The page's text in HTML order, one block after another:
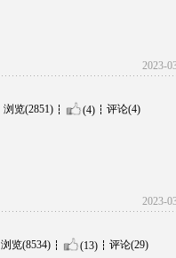
2023-
浏览(2851) (4) 评论(4)
2023-
浏览(8534) (13) 评论(29)